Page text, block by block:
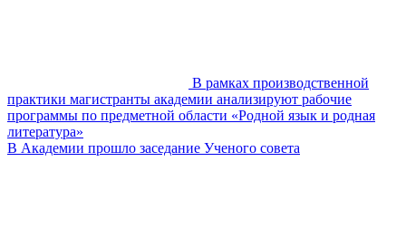
В рамках производственной
практики магистранты академии анализируют рабочие
программы по предметной области «Родной язык и родная
литература»
В Академии прошло заседание Ученого совета